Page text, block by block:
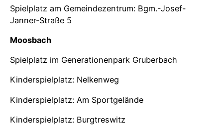
Spielplatz am Gemeindezentrum: Bgm.-Josef-
Janner-Straße 5
Moosbach
Spielplatz im Generationenpark Gruberbach
Kinderspielplatz: Nelkenweg
Kinderspielplatz: Am Sportgelände
Kinderspielplatz: Burgtreswitz